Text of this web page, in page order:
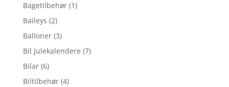
Bagetilbehør (1)
Baileys (2)
Balloner (3)
Bil Julekalendere (7)
Bilar (6)
Biltilbehør (4)